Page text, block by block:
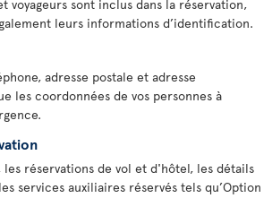
voyageurs sont inclus dans la réservation,
leurs informations d’identification.
adresse postale et adresse
les coordonnées de vos personnes à
les réservations de vol et d'hôtel, les détails
services auxiliaires réservés tels qu’Option